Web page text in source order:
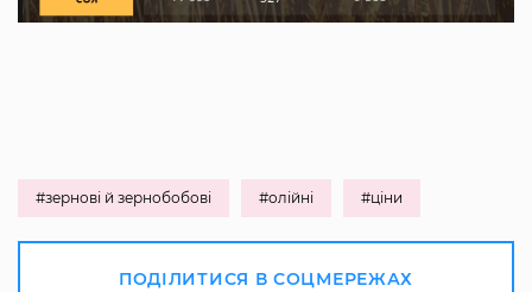
#зернові й зернобобові #олійні #ціни
ПОДІЛИТИСЯ В СОЦМЕРЕЖАХ